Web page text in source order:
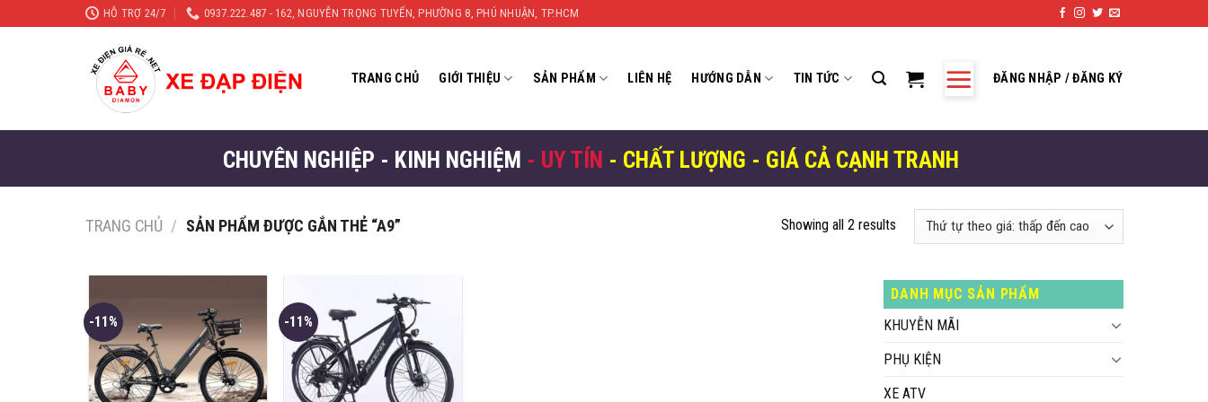
to
HỖ TRỢ 24/7 0937.222.487 - 162, NGUYỄN TRỌNG TUYỂN, PHƯỜNG 8, PHÚ NHUẬN, TP.HCM
TRANG CHỦ GIỚI THIỆU SẢN PHẨM LIÊN HỆ HƯỚNG DẪN TIN TỨC ĐĂNG NHẬP / ĐĂNG KÝ
CHUYÊN NGHIỆP - KINH NGHIỆM - UY TÍN - CHẤT LƯỢNG - GIÁ CẢ CẠNH TRANH
TRANG CHỦ / SẢN PHẨM ĐƯỢC GẮN THẺ “A9” Showing all 2 results
-11% -11%
DANH MỤC SẢN PHẨM
KHUYỄN MÃI
PHỤ KIỆN
XE ATV